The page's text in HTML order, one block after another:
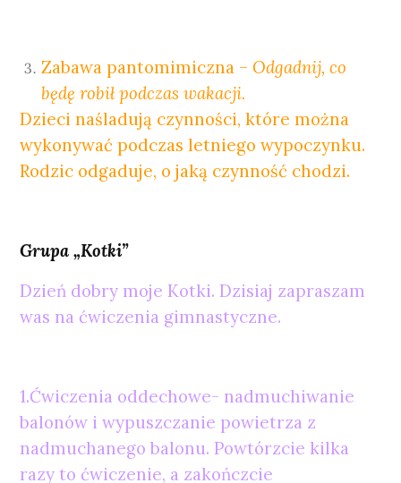
Zabawa pantomimiczna – Odgadnij, co
będę robił podczas wakacji.
Dzieci naśladują czynności, które można
wykonywać podczas letniego wypoczynku.
Rodzic odgaduje, o jaką czynność chodzi.
Grupa „Kotki”
Dzień dobry moje Kotki. Dzisiaj zapraszam
was na ćwiczenia gimnastyczne.
1.Ćwiczenia oddechowe- nadmuchiwanie
balonów i wypuszczanie powietrza z
nadmuchanego balonu. Powtórzcie kilka
razy to ćwiczenie, a zakończcie